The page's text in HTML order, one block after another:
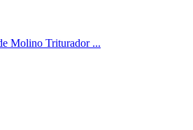
Molino Triturador ...